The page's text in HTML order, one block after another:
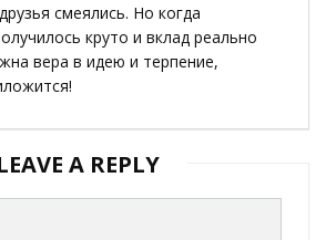
смеялись. Но когда
круто и вклад реально
вера в идею и терпение,
A REPLY